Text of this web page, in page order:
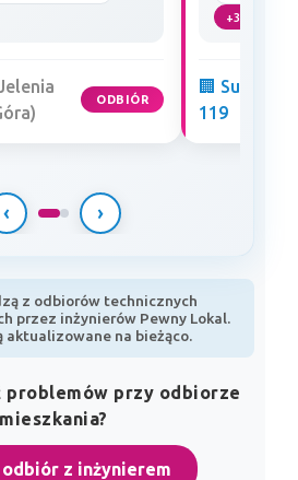
ODBIÓR
+3 więcej
🏢 Sudecka
119
‹ ›
z odbiorów technicznych
przez inżynierów Pewny Lokal.
aktualizowane na bieżąco.
problemów przy odbiorze
mieszkania?
odbiór z inżynierem